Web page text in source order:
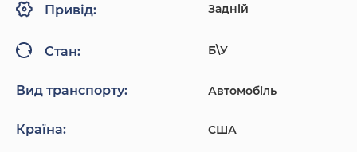
Привід: Задній
Стан: Б\У
Вид транспорту: Автомобіль
Країна: США